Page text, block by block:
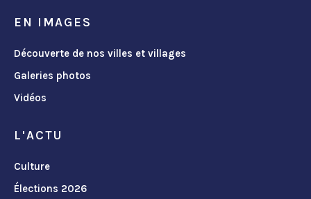
EN IMAGES
Découverte de nos villes et villages
Galeries photos
Vidéos
L'ACTU
Culture
Élections 2026